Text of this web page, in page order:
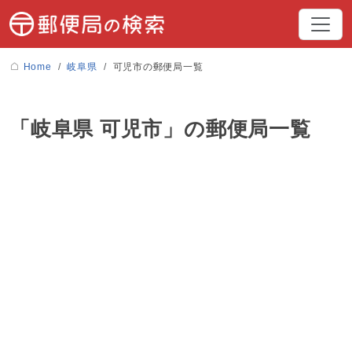
Home 岐阜県 可児市の郵便局一覧
「岐阜県 可児市」の郵便局一覧